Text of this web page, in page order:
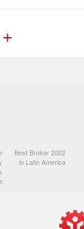
Best Broker 2022
in Latin America